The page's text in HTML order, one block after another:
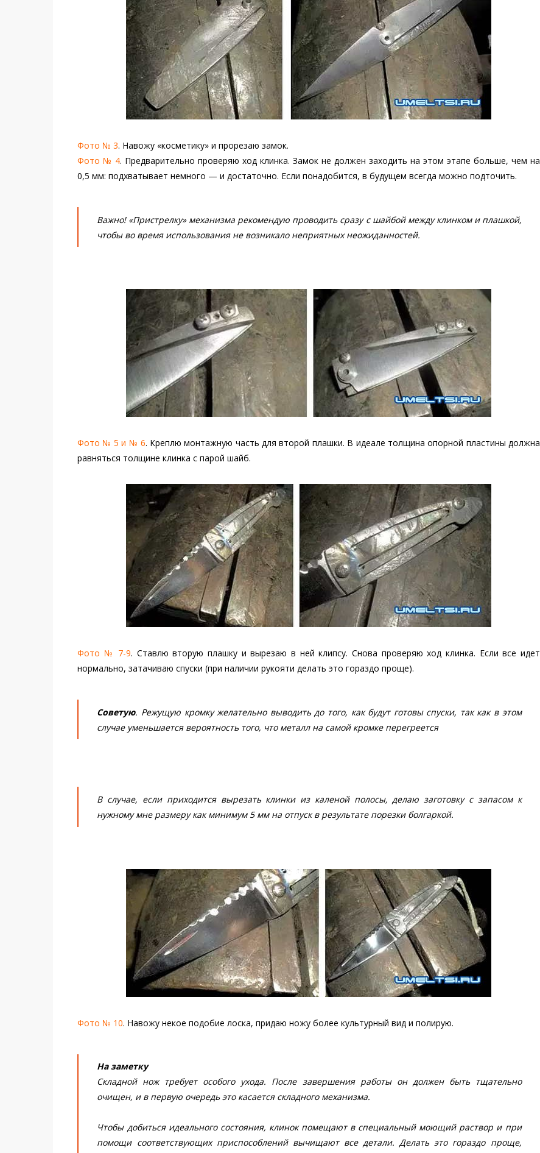
Фото № 3. Навожу «косметику» и прорезаю замок.
Фото № 4. Предварительно проверяю ход клинка. Замок не должен заходить на этом этапе больше, чем на
0,5 мм: подхватывает немного — и достаточно. Если понадобится, в будущем всегда можно подточить.
Важно! «Пристрелку» механизма рекомендую проводить сразу с шайбой между клинком и плашкой,
чтобы во время использования не возникало неприятных неожиданностей.
Фото № 5 и № 6. Креплю монтажную часть для второй плашки. В идеале толщина опорной пластины должна
равняться толщине клинка с парой шайб.
Фото № 7-9. Ставлю вторую плашку и вырезаю в ней клипсу. Снова проверяю ход клинка. Если все идет
нормально, затачиваю спуски (при наличии рукояти делать это гораздо проще).
Советую. Режущую кромку желательно выводить до того, как будут готовы спуски, так как в этом
случае уменьшается вероятность того, что металл на самой кромке перегреется
В случае, если приходится вырезать клинки из каленой полосы, делаю заготовку с запасом к
нужному мне размеру как минимум 5 мм на отпуск в результате порезки болгаркой.
Фото № 10. Навожу некое подобие лоска, придаю ножу более культурный вид и полирую.
На заметку
Складной нож требует особого ухода. После завершения работы он должен быть тщательно
очищен, и в первую очередь это касается складного механизма.
Чтобы добиться идеального состояния, клинок помещают в специальный моющий раствор и при
помощи соответствующих приспособлений вычищают все детали. Делать это гораздо проще,